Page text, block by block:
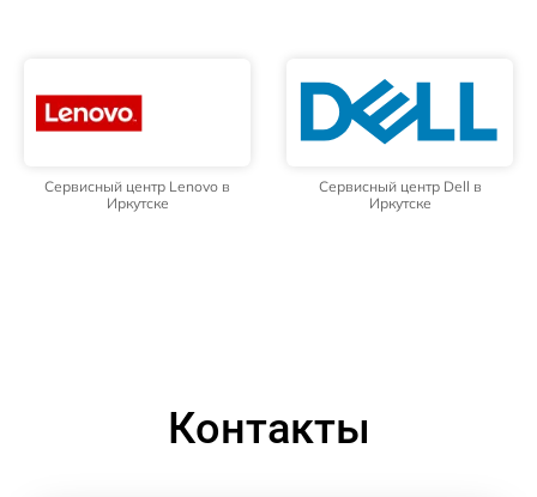
Сервисный центр Lenovo в
Иркутске
Сервисный центр Dell в
Иркутске
Контакты